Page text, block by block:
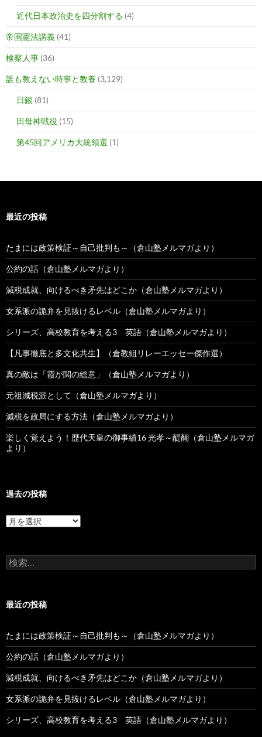
近代日本政治史を四分割する (4)
帝国憲法講義 (41)
検察人事 (36)
誰も教えない時事と教養 (3,129)
日銀 (81)
田母神戦役 (15)
第45回アメリカ大統領選 (1)
最近の投稿
たまには政策検証～自己批判も～（倉山塾メルマガより）
公約の話（倉山塾メルマガより）
減税成就、向けるべき矛先はどこか（倉山塾メルマガより）
女系派の詭弁を見抜けるレベル（倉山塾メルマガより）
シリーズ、高校教育を考える3 英語（倉山塾メルマガより）
【凡事徹底と多文化共生】（倉教組リレーエッセー傑作選）
真の敵は「霞が関の総意」（倉山塾メルマガより）
元祖減税派として（倉山塾メルマガより）
減税を政局にする方法（倉山塾メルマガより）
楽しく覚えよう！歴代天皇の御事績16 光孝～醍醐（倉山塾メルマガ
より）
過去の投稿
過
去
稿
検
索:
最近の投稿
たまには政策検証～自己批判も～（倉山塾メルマガより）
公約の話（倉山塾メルマガより）
減税成就、向けるべき矛先はどこか（倉山塾メルマガより）
女系派の詭弁を見抜けるレベル（倉山塾メルマガより）
シリーズ、高校教育を考える3 英語（倉山塾メルマガより）